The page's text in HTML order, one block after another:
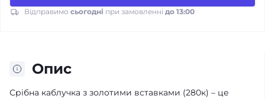
Відправимо сьогодні при замовленні до 13:00
Опис
Срібна каблучка з золотими вставками (280к) – це